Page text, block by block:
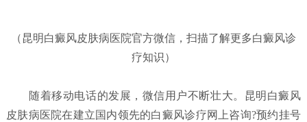
（昆明白癜风皮肤病医院官方微信，扫描了解更多白癜风诊
疗知识）
随着移动电话的发展，微信用户不断壮大。昆明白癜风
皮肤病医院在建立国内领先的白癜风诊疗网上咨询?预约挂号